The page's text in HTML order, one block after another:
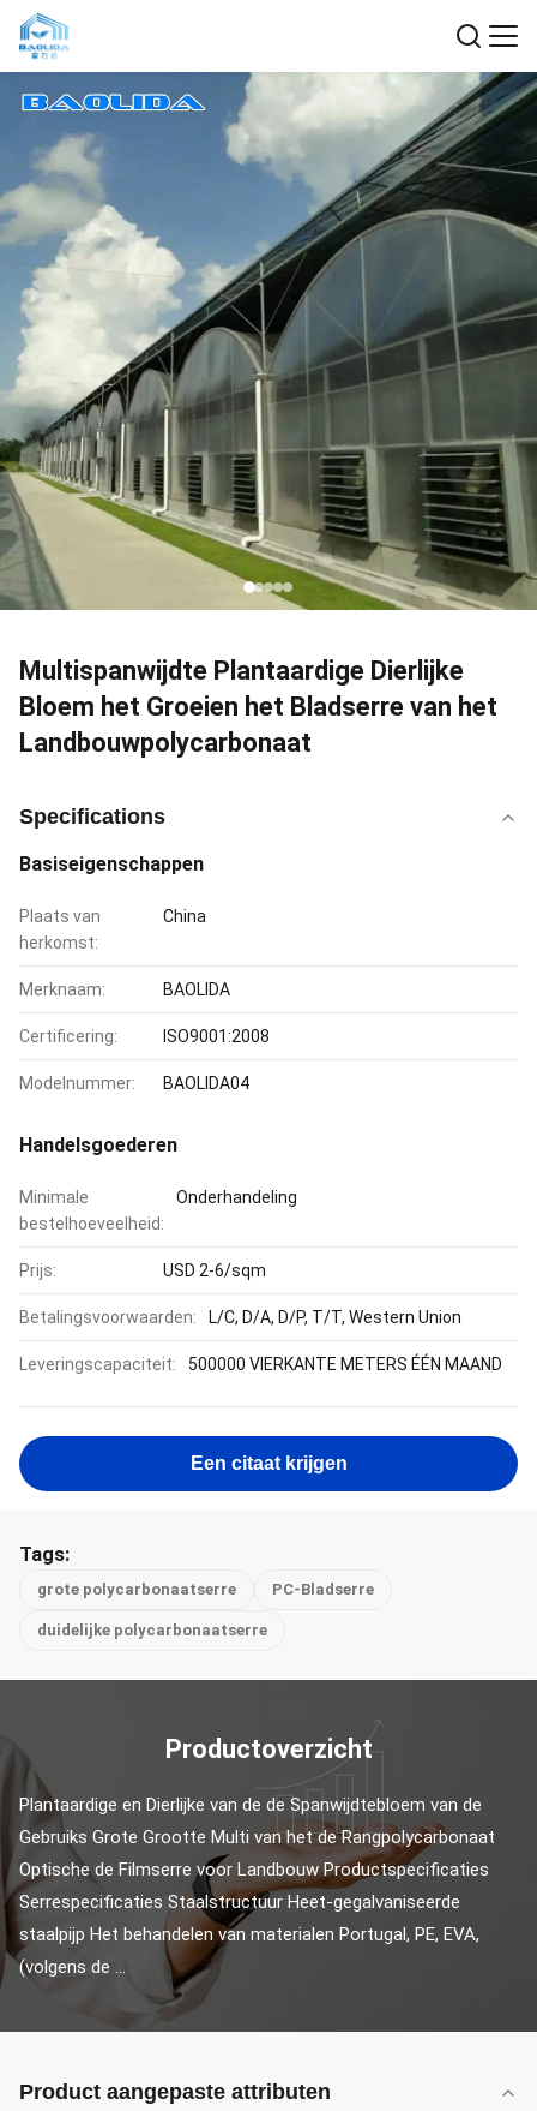
Multispanwijdte Plantaardige Dierlijke
Bloem het Groeien het Bladserre van het
Landbouwpolycarbonaat
Specifications
Basiseigenschappen
Plaats van
herkomst:
China
Merknaam: BAOLIDA
Certificering: ISO9001:2008
Modelnummer: BAOLIDA04
Handelsgoederen
Minimale
bestelhoeveelheid:
Onderhandeling
Prijs: USD 2-6/sqm
Betalingsvoorwaarden: L/C, D/A, D/P, T/T, Western Union
Leveringscapaciteit: 500000 VIERKANTE METERS ÉÉN MAAND
Een citaat krijgen
Tags:
grote polycarbonaatserre PC-Bladserre
duidelijke polycarbonaatserre
Productoverzicht
Plantaardige en Dierlijke van de de Spanwijdtebloem van de
Gebruiks Grote Grootte Multi van het de Rangpolycarbonaat
Optische de Filmserre voor Landbouw Productspecificaties
Serrespecificaties Staalstructuur Heet-gegalvaniseerde
staalpijp Het behandelen van materialen Portugal, PE, EVA,
(volgens de ...
Product aangepaste attributen